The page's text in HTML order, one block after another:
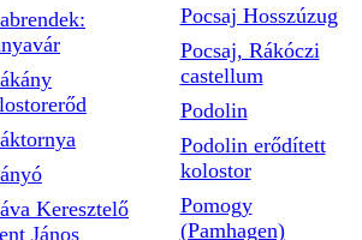
Keresztelő
János
Pocsaj Hosszúzug
Pocsaj, Rákóczi
castellum
Podolin
Podolin erődített
kolostor
Pomogy
(Pamhagen)